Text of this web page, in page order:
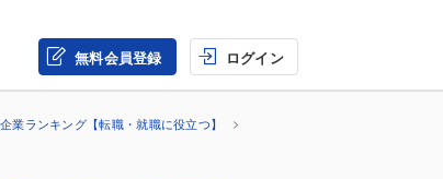
無料会員登録 ログイン
業ランキング【転職・就職に役立つ】